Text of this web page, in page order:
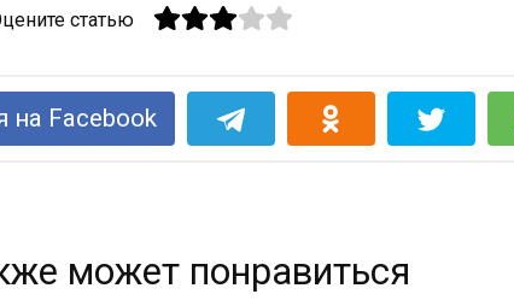
статью
на Facebook
может понравиться